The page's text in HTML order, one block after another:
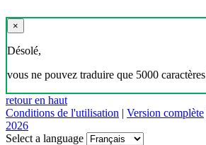
×
Désolé,
vous ne pouvez traduire que 5000
retour en haut
Conditions de l'utilisation | Version complète
2026
Select a language